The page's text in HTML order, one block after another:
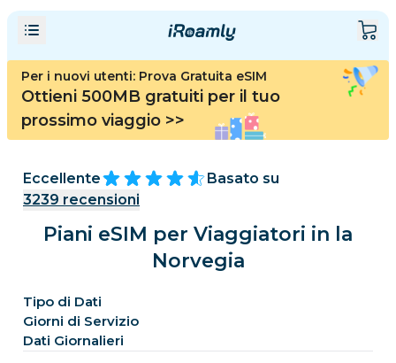
Per i nuovi utenti: Prova Gratuita eSIM
Ottieni 500MB gratuiti per il tuo
prossimo viaggio >>
Eccellente
Basato su
3239 recensioni
Piani eSIM per Viaggiatori in la
Norvegia
Tipo di Dati
Giorni di Servizio
Dati Giornalieri